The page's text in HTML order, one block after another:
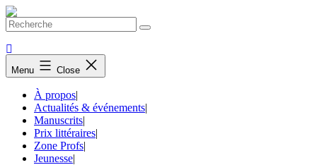
Skip
to
Menu Close
À propos|
Actualités & événements|
Manuscrits|
Prix littéraires|
Zone Profs|
Jeunesse|